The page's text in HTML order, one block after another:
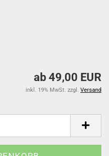
ab 49,00 EUR
inkl. 19% MwSt. zzgl. Versand